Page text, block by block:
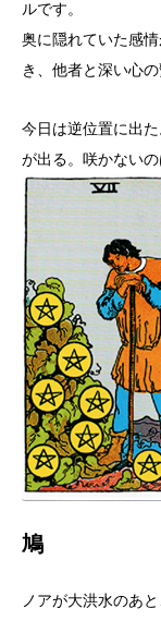
ルです。
奥に隠れていた感
き、他者と深い心
今日は逆位置に出
が出る。咲かない
鳩
ノアが大洪水のあ